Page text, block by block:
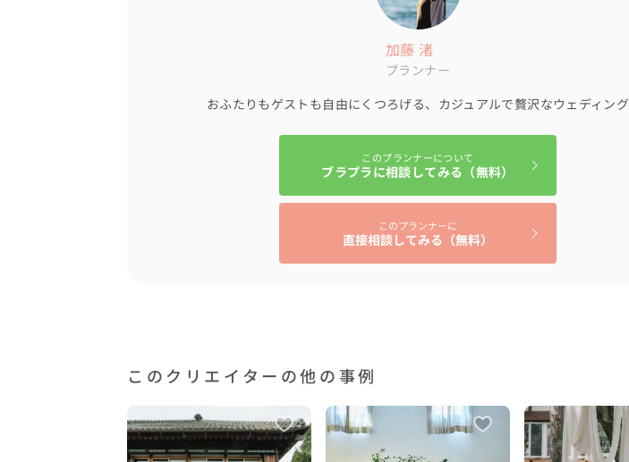
加藤 渚
プランナー
おふたりもゲストも自由にくつろげる、カジュアルで贅沢なウェディング
このプランナーについて
ブラプラに相談してみる（無料）
このプランナーに
直接相談してみる（無料）
このクリエイターの他の事例